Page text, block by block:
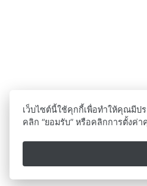
เว็บไซต์นี้ใช้คุกกี้เพื่อทำให้คุณมีป
คลิก “ยอมรับ” หรือคลิกการตั้งค่า